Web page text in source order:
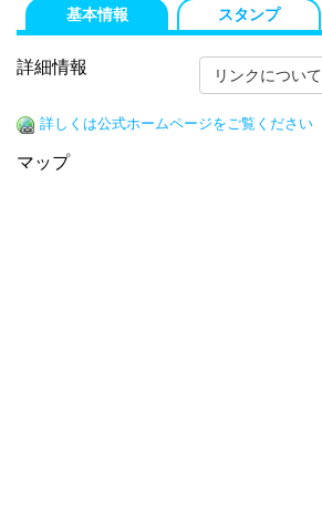
基本情報 スタンプ
リンクについて
詳細情報
詳しくは公式ホームページをご覧ください
マップ